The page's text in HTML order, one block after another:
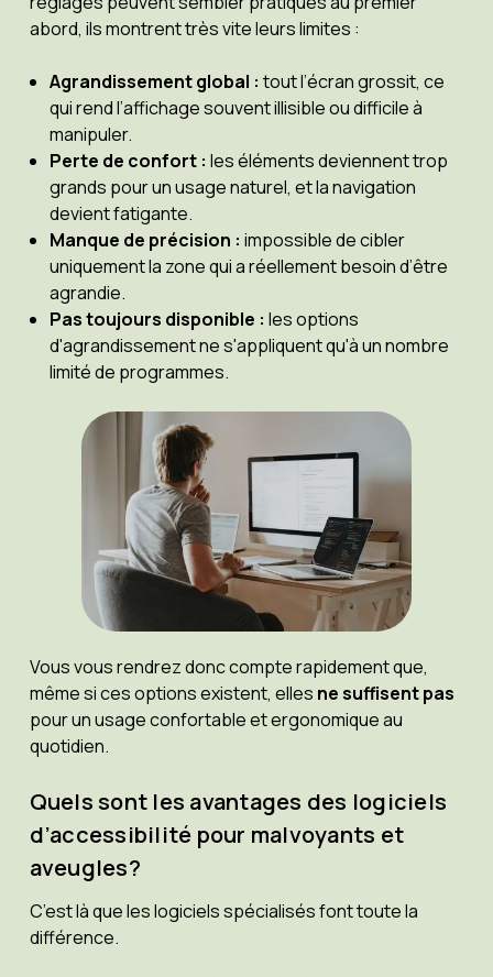
abord, ils montrent très vite leurs limites :
Agrandissement global : tout l’écran grossit, ce
qui rend l’affichage souvent illisible ou difficile à
manipuler.
Perte de confort : les éléments deviennent trop
grands pour un usage naturel, et la navigation
devient fatigante.
Manque de précision : impossible de cibler
uniquement la zone qui a réellement besoin d’être
agrandie.
Pas toujours disponible : les options
d'agrandissement ne s'appliquent qu'à un nombre
limité de programmes.
Vous vous rendrez donc compte rapidement que,
même si ces options existent, elles ne suffisent pas
pour un usage confortable et ergonomique au
quotidien.
Quels sont les avantages des logiciels
d’accessibilité pour malvoyants et
aveugles?
C’est là que les logiciels spécialisés font toute la
différence.